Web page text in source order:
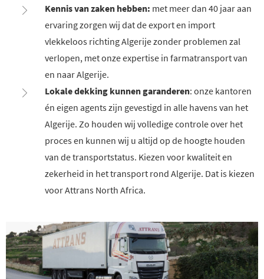
Kennis van zaken hebben: met meer dan 40 jaar aan
ervaring zorgen wij dat de export en import
vlekkeloos richting Algerije zonder problemen zal
verlopen, met onze expertise in farmatransport van
en naar Algerije.
Lokale dekking kunnen garanderen: onze kantoren
én eigen agents zijn gevestigd in alle havens van het
Algerije. Zo houden wij volledige controle over het
proces en kunnen wij u altijd op de hoogte houden
van de transportstatus. Kiezen voor kwaliteit en
zekerheid in het transport rond Algerije. Dat is kiezen
voor Attrans North Africa.